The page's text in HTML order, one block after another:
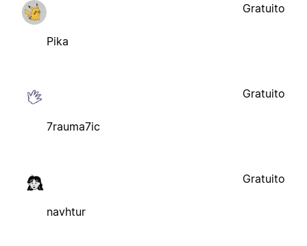
Pika
Gratuito
7rauma7ic
Gratuito
navhtur
Gratuito